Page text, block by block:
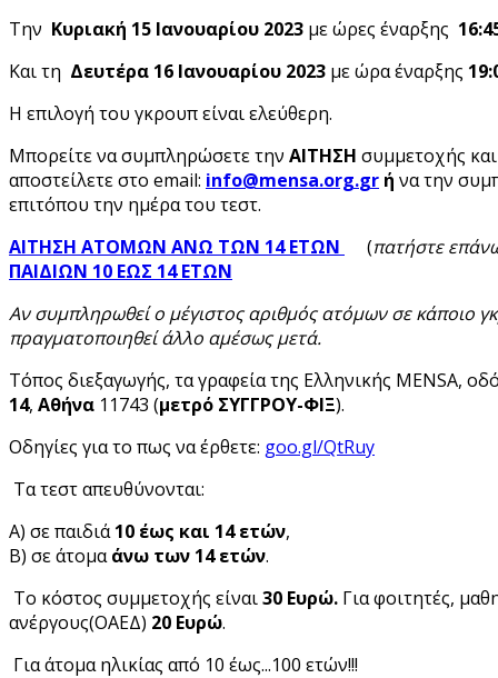
Την Κυριακή 15 Ιανουαρίου 2023 με ώρες έναρξης
Και τη Δευτέρα 16 Ιανουαρίου 2023 με ώρα έναρξης
Η επιλογή του γκρουπ είναι ελεύθερη.
Μπορείτε να συμπληρώσετε την ΑΙΤΗΣΗ συμμετοχής
αποστείλετε στο email:
ή να την
επιτόπου την ημέρα του τεστ.
ΑΙΤΗΣΗ ΑΤΟΜΩΝ ΑΝΩ ΤΩΝ 14 ΕΤΩΝ
(πατήστε
ΠΑΙΔΙΩΝ 10 ΕΩΣ 14 ΕΤΩΝ
Αν συμπληρωθεί ο μέγιστος αριθμός ατόμων σε κάποιο
πραγματοποιηθεί άλλο αμέσως μετά.
Τόπος διεξαγωγής, τα γραφεία της Ελληνικής MENSA,
14, Αθήνα 11743 (μετρό ΣΥΓΓΡΟΥ-ΦΙΞ).
Οδηγίες για το πως να έρθετε: goo.gl/QtRuy
Τα τεστ απευθύνονται:
Α) σε παιδιά10 έως και 14 ετών,
Β) σε άτομαάνω των 14 ετών.
Το κόστος συμμετοχής είναι30 Ευρώ. Για φοιτητές,
ανέργους(ΟΑΕΔ) 20 Ευρώ.
Για άτομα ηλικίας από 10 έως...100 ετών!!!